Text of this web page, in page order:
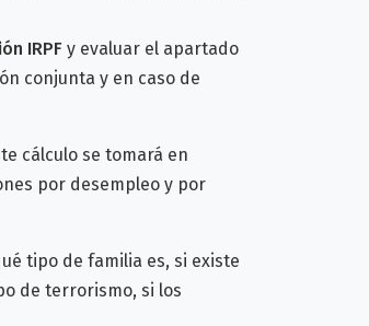
IRPF y evaluar el apartado
conjunta y en caso de
cálculo se tomará en
por desempleo y por
tipo de familia es, si existe
de terrorismo, si los